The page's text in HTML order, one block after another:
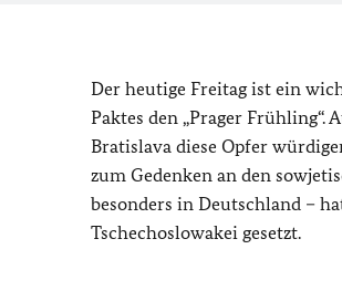
Der heutige Freitag ist ein
Paktes den „Prager
Bratislava diese Opfer
zum Gedenken an den
besonders in Deutschland –
Tschechoslowakei gesetzt.